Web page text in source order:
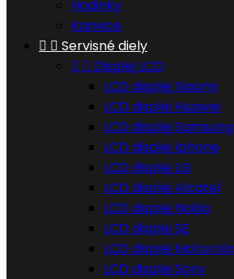
Hodinky
Kanvice
  Servisné diely
  Displej LCD
LCD displej Xiaomi
LCD displej Huawei
LCD displej Samsung
LCD displej Iphone
LCD displej LG
LCD displej Alcatel
LCD displej Nokia
LCD displej SE
LCD displej Motorola
LCD displej Sony